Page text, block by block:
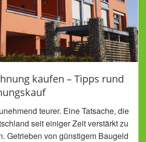
kaufen – Tipps rund
teurer. Eine Tatsache, die
seit einiger Zeit verstärkt zu
Getrieben von günstigem Baugeld